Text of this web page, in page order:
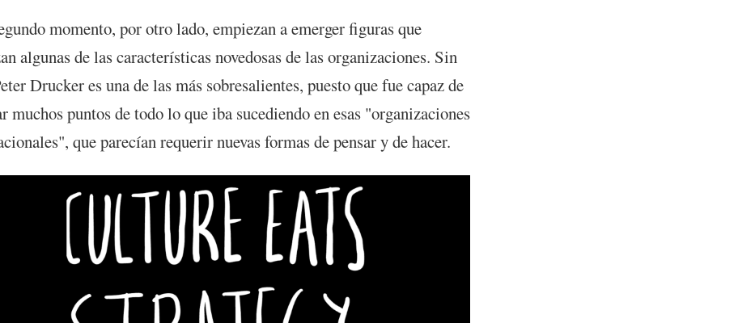
momento, por otro lado, empiezan a emerger figuras que
algunas de las características novedosas de las organizaciones. Sin
Drucker es una de las más sobresalientes, puesto que fue capaz de
muchos puntos de todo lo que iba sucediendo en esas "organizaciones
que parecían requerir nuevas formas de pensar y de hacer.